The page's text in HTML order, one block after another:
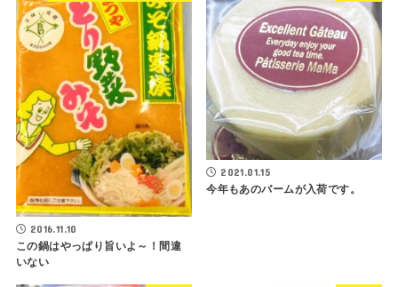
2016.11.10
この鍋はやっぱり旨いよ～！間違
いない
2021.01.15
今年もあのバームが入荷です。